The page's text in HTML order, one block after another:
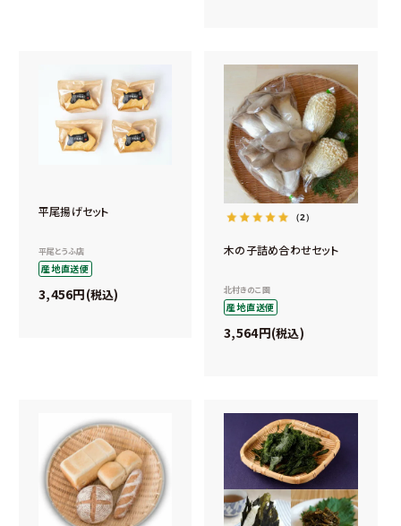
平尾揚げセット
平尾とうふ店
産地直送便
3,456 税込
（2）
木の子詰め合わせセット
北村きのこ園
産地直送便
3,564 税込